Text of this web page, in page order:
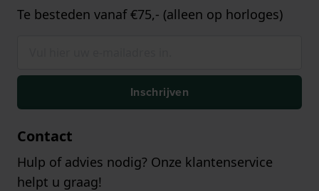
Te besteden vanaf €75,- (alleen op horloges)
Inschrijven
Contact
Hulp of advies nodig? Onze klantenservice
helpt u graag!